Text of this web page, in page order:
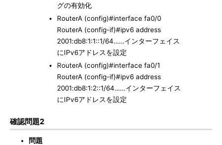
グの有効化
RouterA (config)#interface fa0/0
RouterA (config-if)#ipv6 address
2001:db8:1:1::1/64……インターフェイス
にIPv6アドレスを設定
RouterA (config)#interface fa0/1
RouterA (config-if)#ipv6 address
2001:db8:1:2::1/64……インターフェイス
にIPv6アドレスを設定
確認問題2
問題